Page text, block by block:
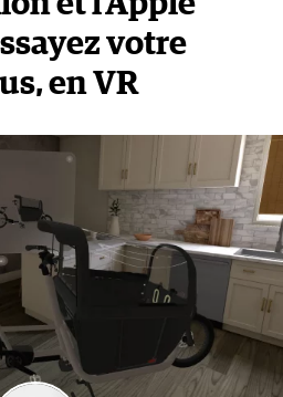
votre
en VR